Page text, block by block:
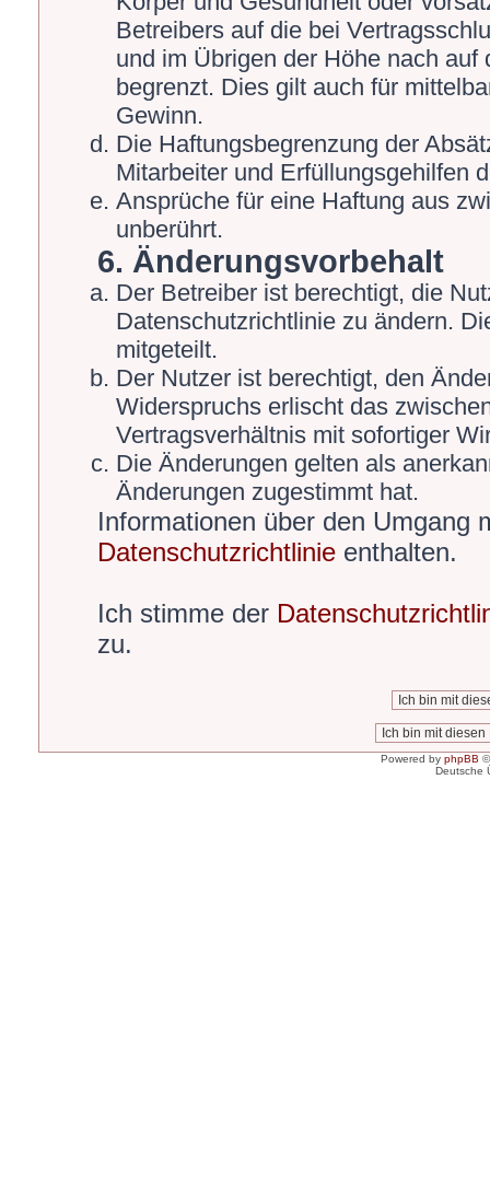
Betreibers auf die bei
und im Übrigen der Höhe nach
begrenzt. Dies gilt auch für
Gewinn.
Die Haftungsbegrenzung der
Mitarbeiter und Erfüllungsgehilfen
Ansprüche für eine Haftung aus
unberührt.
6. Änderungsvorbehalt
Der Betreiber ist berechtigt, die
Datenschutzrichtlinie zu ändern.
mitgeteilt.
Der Nutzer ist berechtigt, den
Widerspruchs erlischt das
Vertragsverhältnis mit sofortiger
Die Änderungen gelten als
Änderungen zugestimmt hat.
Informationen über den Umgang
Datenschutzrichtlinie enthalten.
Ich stimme der
zu.
Powered by phpBB
Deutsche